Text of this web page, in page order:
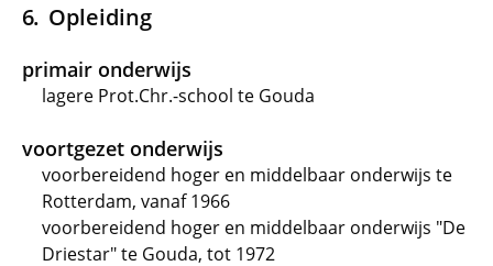
Opleiding
primair onderwijs
lagere Prot.Chr.-school te Gouda
voortgezet onderwijs
voorbereidend hoger en middelbaar onderwijs te
Rotterdam, vanaf 1966
voorbereidend hoger en middelbaar onderwijs "De
Driestar" te Gouda, tot 1972